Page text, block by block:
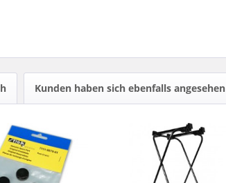
Kunden haben sich ebenfalls angesehen